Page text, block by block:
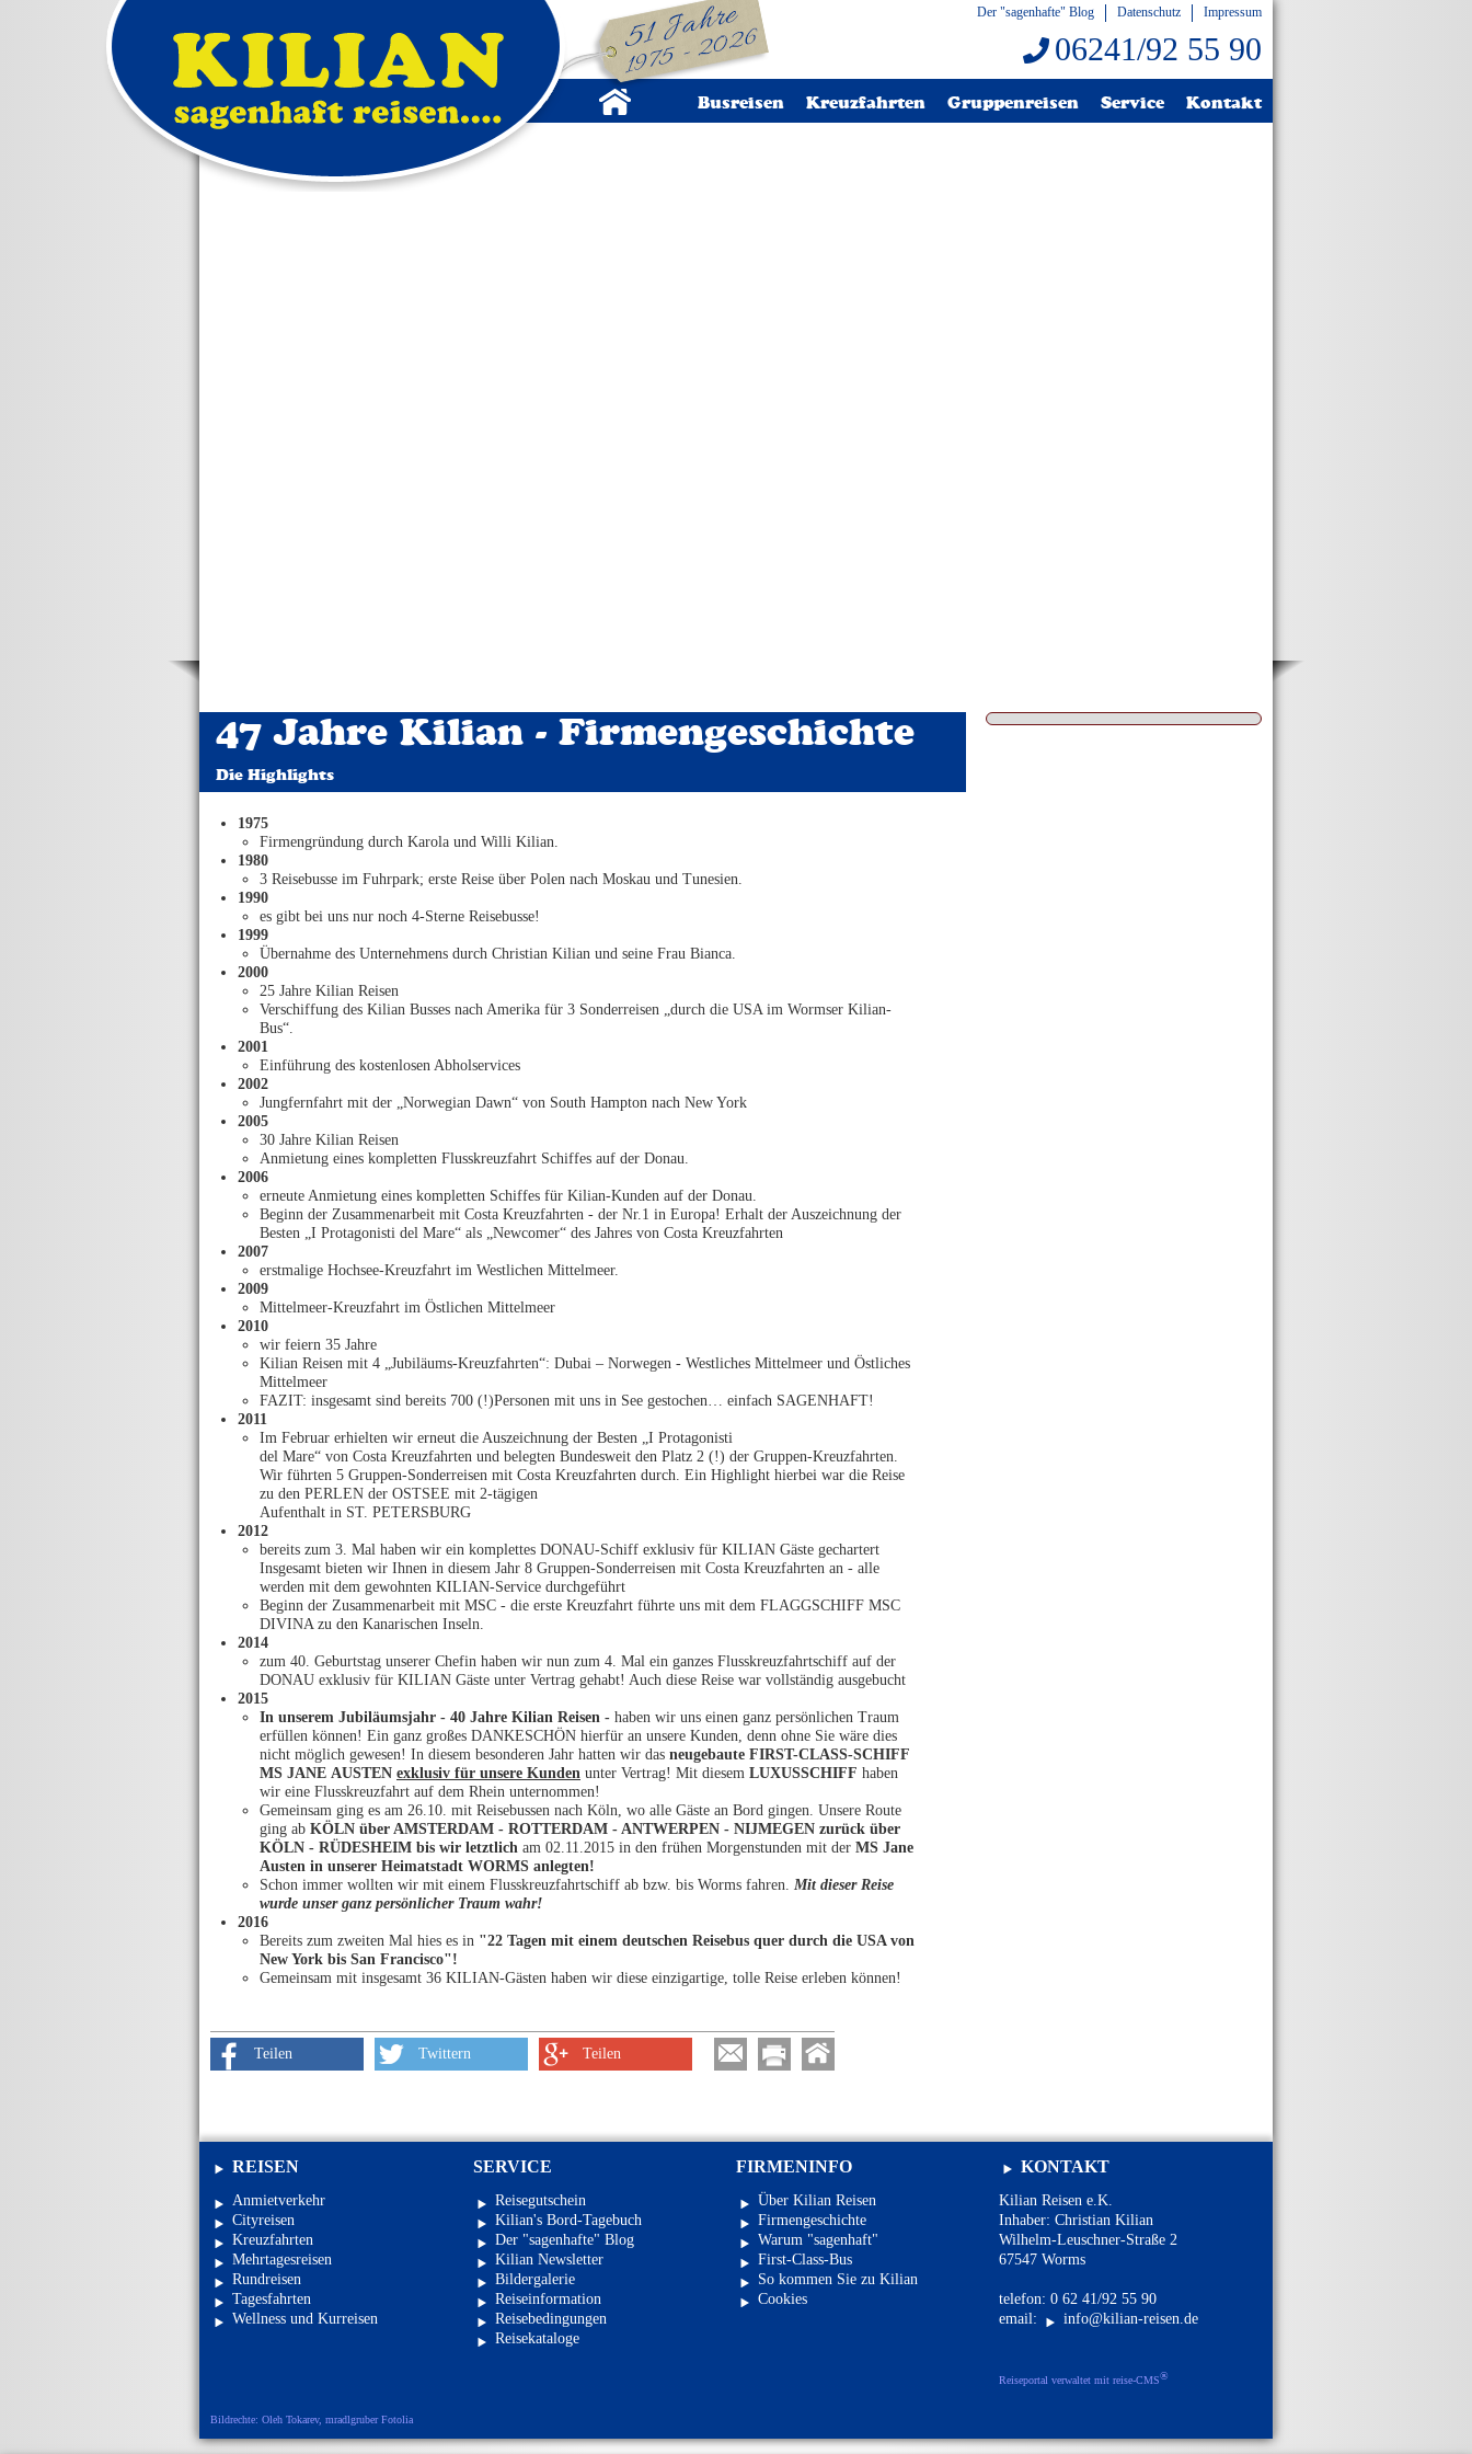
Der "sagenhafte" Blog Datenschutz Impressum
06241/92 55 90
Busreisen Kreuzfahrten Gruppenreisen Service Kontakt
47 Jahre Kilian - Firmengeschichte
Die Highlights
1975
Firmengründung durch Karola und Willi Kilian.
1980
3 Reisebusse im Fuhrpark; erste Reise über Polen nach Moskau und Tunesien.
1990
es gibt bei uns nur noch 4-Sterne Reisebusse!
1999
Übernahme des Unternehmens durch Christian Kilian und seine Frau Bianca.
2000
25 Jahre Kilian Reisen
Verschiffung des Kilian Busses nach Amerika für 3 Sonderreisen „durch die USA im Wormser Kilian-
Bus“.
2001
Einführung des kostenlosen Abholservices
2002
Jungfernfahrt mit der „Norwegian Dawn“ von South Hampton nach New York
2005
30 Jahre Kilian Reisen
Anmietung eines kompletten Flusskreuzfahrt Schiffes auf der Donau.
2006
erneute Anmietung eines kompletten Schiffes für Kilian-Kunden auf der Donau.
Beginn der Zusammenarbeit mit Costa Kreuzfahrten - der Nr.1 in Europa! Erhalt der Auszeichnung der
Besten „I Protagonisti del Mare“ als „Newcomer“ des Jahres von Costa Kreuzfahrten
2007
erstmalige Hochsee-Kreuzfahrt im Westlichen Mittelmeer.
2009
Mittelmeer-Kreuzfahrt im Östlichen Mittelmeer
2010
wir feiern 35 Jahre
Kilian Reisen mit 4 „Jubiläums-Kreuzfahrten“: Dubai – Norwegen - Westliches Mittelmeer und Östliches
Mittelmeer
FAZIT: insgesamt sind bereits 700 (!)Personen mit uns in See gestochen… einfach SAGENHAFT!
2011
Im Februar erhielten wir erneut die Auszeichnung der Besten „I Protagonisti
del Mare“ von Costa Kreuzfahrten und belegten Bundesweit den Platz 2 (!) der Gruppen-Kreuzfahrten.
Wir führten 5 Gruppen-Sonderreisen mit Costa Kreuzfahrten durch. Ein Highlight hierbei war die Reise
zu den PERLEN der OSTSEE mit 2-tägigen
Aufenthalt in ST. PETERSBURG
2012
bereits zum 3. Mal haben wir ein komplettes DONAU-Schiff exklusiv für KILIAN Gäste gechartert
Insgesamt bieten wir Ihnen in diesem Jahr 8 Gruppen-Sonderreisen mit Costa Kreuzfahrten an - alle
werden mit dem gewohnten KILIAN-Service durchgeführt
Beginn der Zusammenarbeit mit MSC - die erste Kreuzfahrt führte uns mit dem FLAGGSCHIFF MSC
DIVINA zu den Kanarischen Inseln.
2014
zum 40. Geburtstag unserer Chefin haben wir nun zum 4. Mal ein ganzes Flusskreuzfahrtschiff auf der
DONAU exklusiv für KILIAN Gäste unter Vertrag gehabt! Auch diese Reise war vollständig ausgebucht
2015
In unserem Jubiläumsjahr - 40 Jahre Kilian Reisen - haben wir uns einen ganz persönlichen Traum
erfüllen können! Ein ganz großes DANKESCHÖN hierfür an unsere Kunden, denn ohne Sie wäre dies
nicht möglich gewesen! In diesem besonderen Jahr hatten wir das neugebaute FIRST-CLASS-SCHIFF
MS JANE AUSTEN exklusiv für unsere Kunden unter Vertrag! Mit diesem LUXUSSCHIFF haben
wir eine Flusskreuzfahrt auf dem Rhein unternommen!
Gemeinsam ging es am 26.10. mit Reisebussen nach Köln, wo alle Gäste an Bord gingen. Unsere Route
ging ab KÖLN über AMSTERDAM - ROTTERDAM - ANTWERPEN - NIJMEGEN zurück über
KÖLN - RÜDESHEIM bis wir letztlich am 02.11.2015 in den frühen Morgenstunden mit der MS Jane
Austen in unserer Heimatstadt WORMS anlegten!
Schon immer wollten wir mit einem Flusskreuzfahrtschiff ab bzw. bis Worms fahren. Mit dieser Reise
wurde unser ganz persönlicher Traum wahr!
2016
Bereits zum zweiten Mal hies es in "22 Tagen mit einem deutschen Reisebus quer durch die USA von
New York bis San Francisco"!
Gemeinsam mit insgesamt 36 KILIAN-Gästen haben wir diese einzigartige, tolle Reise erleben können!
Teilen Twittern Teilen
REISEN
Anmietverkehr
Cityreisen
Kreuzfahrten
Mehrtagesreisen
Rundreisen
Tagesfahrten
Wellness und Kurreisen
SERVICE
Reisegutschein
Kilian's Bord-Tagebuch
Der "sagenhafte" Blog
Kilian Newsletter
Bildergalerie
Reiseinformation
Reisebedingungen
Reisekataloge
FIRMENINFO
Über Kilian Reisen
Firmengeschichte
Warum "sagenhaft"
First-Class-Bus
So kommen Sie zu Kilian
Cookies
KONTAKT
Kilian Reisen e.K.
Inhaber: Christian Kilian
Wilhelm-Leuschner-Straße 2
67547 Worms
telefon: 0 62 41/92 55 90
email:
info@kilian-reisen.de
Reiseportal verwaltet mit reise-CMS®
Bildrechte: Oleh Tokarev, mradlgruber Fotolia